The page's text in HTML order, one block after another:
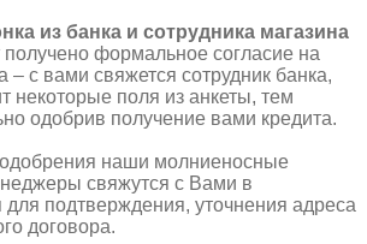
из банка и сотрудника магазина
получено формальное согласие на
– с вами свяжется сотрудник банка,
некоторые поля из анкеты, тем
одобрив получение вами кредита.
наши молниеносные
свяжутся с Вами в
подтверждения, уточнения адреса
договора.